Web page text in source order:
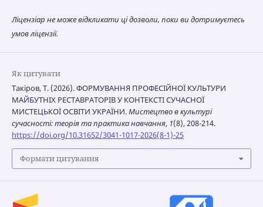
Ліцензіар не може відкликати ці дозволи, поки ви дотримуєтесь
умов ліцензії.
Як цитувати
Такіров, Т. (2026). ФОРМУВАННЯ ПРОФЕСІЙНОЇ КУЛЬТУРИ
МАЙБУТНІХ РЕСТАВРАТОРІВ У КОНТЕКСТІ СУЧАСНОЇ
МИСТЕЦЬКОЇ ОСВІТИ УКРАЇНИ.Мистецтво в культурі
сучасності: теорія та практика навчання, 1(8), 208-214.
https://doi.org/10.31652/3041-1017-2026(8-1)-25
Формати цитування